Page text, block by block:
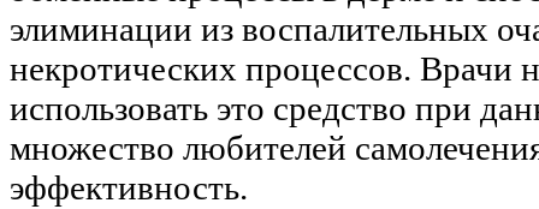
элиминации из воспалительных
некротических процессов. Врачи
использовать это средство при
множество любителей
эффективность.